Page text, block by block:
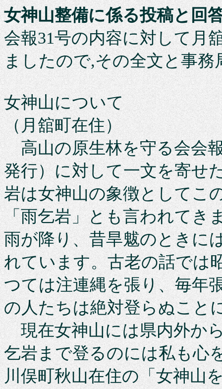
女神山整備に係る投稿と回
会報31号の内容に対して月
ましたので,その全文と事
女神山につ
（月舘町在住）
高山の原生林を守る会会
発行）に対して一文を寄せ
岩は女神山の象徴としてこ
「雨乞岩」とも言われてき
雨が降り、昔旱魃のときに
れています。古老の話では
つては注連縄を張り、毎年
の人たちは絶対登らぬこと
現在女神山には県内外か
乞岩まで登るのには私も心
川俣町秋山在住の「女神山